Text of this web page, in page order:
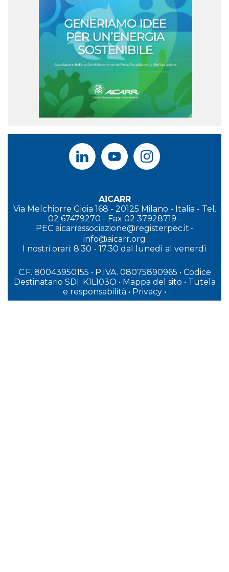
AiCARR
Via Melchiorre Gioia 168 - 20125 Milano - Italia - Tel.
02 67479270 - Fax 02 37928719 -
PEC aicarrassociazione@registerpec.it -
info@aicarr.org
I nostri orari: 8.30 - 17.30 dal lunedì al venerdì
C.F. 80043950155 • P.IVA. 08075890965 • Codice
Destinatario SDI: K1L103O • Mappa del sito • Tutela
e responsabilità • Privacy •